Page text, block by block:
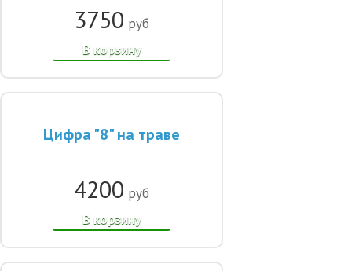
3750 руб
В корзину
Цифра "8" на траве
4200 руб
В корзину